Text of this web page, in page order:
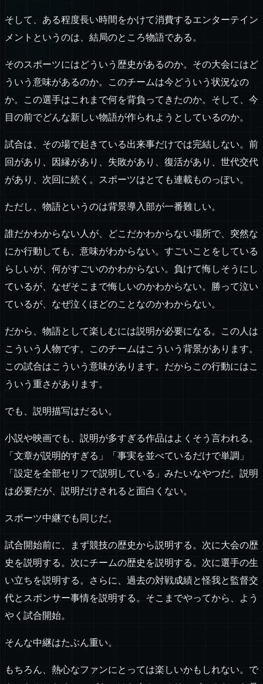
そして、ある程度長い時間をかけて消費するエンターテイン
メントというのは、結局のところ物語である。
そのスポーツにはどういう歴史があるのか。その大会にはど
ういう意味があるのか。このチームは今どういう状況なの
か。この選手はこれまで何を背負ってきたのか。そして、今
目の前でどんな新しい物語が作られようとしているのか。
試合は、その場で起きている出来事だけでは完結しない。前
回があり、因縁があり、失敗があり、復活があり、世代交代
があり、次回に続く。スポーツはとても連載ものっぽい。
ただし、物語というのは背景導入部が一番難しい。
誰だかわからない人が、どこだかわからない場所で、突然な
にか行動しても、意味がわからない。すごいことをしている
らしいが、何がすごいのかわからない。負けて悔しそうにし
ているが、なぜそこまで悔しいのかわからない。勝って泣い
ているが、なぜ泣くほどのことなのかわからない。
だから、物語として楽しむには説明が必要になる。この人は
こういう人物です。このチームはこういう背景があります。
この試合はこういう意味があります。だからこの行動にはこ
ういう重さがあります。
でも、説明描写はだるい。
小説や映画でも、説明が多すぎる作品はよくそう言われる。
「文章が説明的すぎる」「事実を並べているだけで単調」
「設定を全部セリフで説明している」みたいなやつだ。説明
は必要だが、説明だけされると面白くない。
スポーツ中継でも同じだ。
試合開始前に、まず競技の歴史から説明する。次に大会の歴
史を説明する。次にチームの歴史を説明する。次に選手の生
い立ちを説明する。さらに、過去の対戦成績と怪我と監督交
代とスポンサー事情を説明する。そこまでやってから、よう
やく試合開始。
そんな中継はたぶん重い。
もちろん、熱心なファンにとっては楽しいかもしれない。で